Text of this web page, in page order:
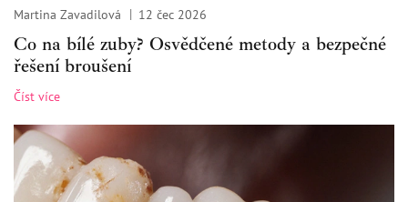
Martina Zavadilová 12 čec 2026
Co na bílé zuby? Osvědčené metody a bezpečné
řešení broušení
Číst více